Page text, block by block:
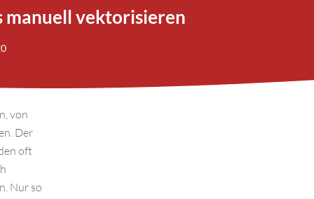
manuell vektorisieren
von
Der
oft
Nur so